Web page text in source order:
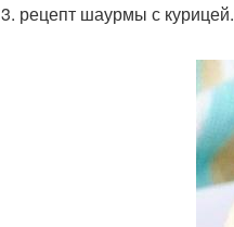
3. рецепт шаурмы с курицей.